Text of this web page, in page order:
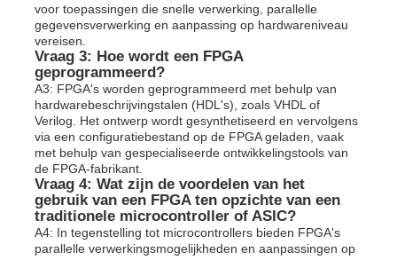
voor toepassingen die snelle verwerking, parallelle
gegevensverwerking en aanpassing op hardwareniveau
vereisen.
Vraag 3: Hoe wordt een FPGA
geprogrammeerd?
A3: FPGA's worden geprogrammeerd met behulp van
hardwarebeschrijvingstalen (HDL's), zoals VHDL of
Verilog. Het ontwerp wordt gesynthetiseerd en vervolgens
via een configuratiebestand op de FPGA geladen, vaak
met behulp van gespecialiseerde ontwikkelingstools van
de FPGA-fabrikant.
Vraag 4: Wat zijn de voordelen van het
gebruik van een FPGA ten opzichte van een
traditionele microcontroller of ASIC?
A4: In tegenstelling tot microcontrollers bieden FPGA's
parallelle verwerkingsmogelijkheden en aanpassingen op